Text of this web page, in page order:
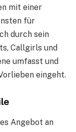
mit einer
für
durch sein
Callgirls und
umfasst und
eingeht.
Angebot an